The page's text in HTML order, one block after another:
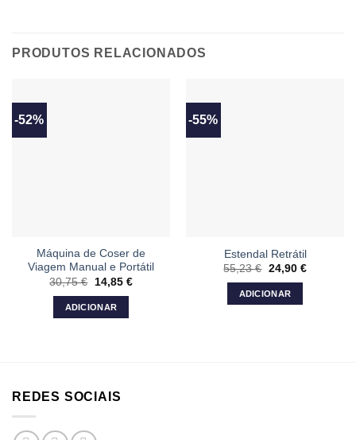
PRODUTOS RELACIONADOS
-52%
Máquina de Coser de
Viagem Manual e Portátil
30,75€
O
original
era:
14,85 €O
ADICIONAR
-55%
Estendal Retrátil
55,23€ O
original
era:
24,90 €O
ADICIONAR
REDES SOCIAIS